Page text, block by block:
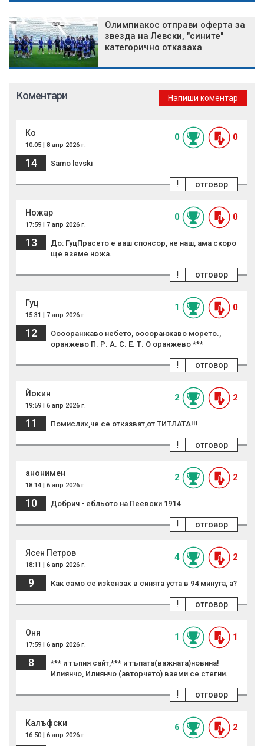
Олимпиакос отправи оферта за
звезда на Левски, "сините"
категорично отказаха
Коментари Напиши коментар
Ko
10:05 | 8 апр 2026 г.
0 0
14 Samo levski
отговор
!
Ножар
17:59 | 7 апр 2026 г.
0 0
13
До: ГуцПрасето е ваш спонсор, не наш, ама скоро
ще вземе ножа.
отговор
!
Гуц
15:31 | 7 апр 2026 г.
1 0
12
Ооооранжаво небето, ооооранжаво морето.,
оранжево П. Р. А. С. Е. Т. О оранжево ***
отговор
!
Йокин
19:59 | 6 апр 2026 г.
2 2
11 Помислих,че се отказват,от ТИТЛАТА!!!
отговор
!
анонимен
18:14 | 6 апр 2026 г.
2 2
10 Добрич - eбльoтo на Пеевски 1914
отговор
!
Ясен Петров
18:11 | 6 апр 2026 г.
4 2
9 Как само се изkeнзax в синята ycтa в 94 минута, а?
отговор
!
Оня
17:59 | 6 апр 2026 г.
1 1
8
*** и тъпия сайт,*** и тъпата(важната)новина!
Илиянчо, Илиянчо (авторчето) вземи се стегни.
отговор
!
Калъфски
16:50 | 6 апр 2026 г.
6 2